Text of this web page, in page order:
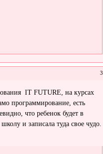
3
IT FUTURE, на курсах
программирование, есть
что ребенок будет в
и записала туда свое чудо.